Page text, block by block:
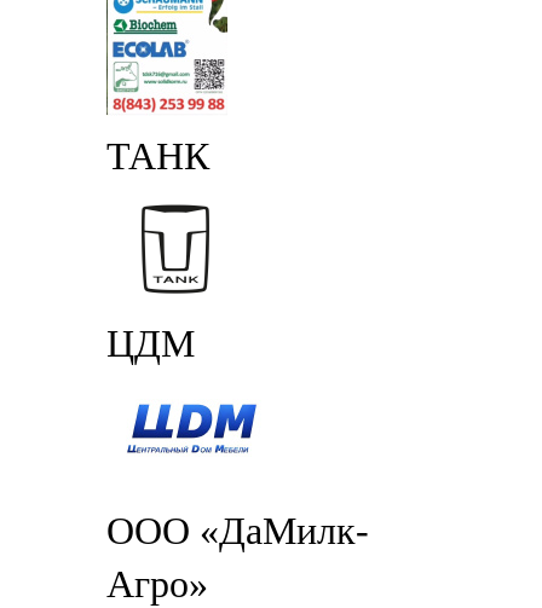
ТАНК
ЦДМ
ООО «ДаМилк-
Агро»